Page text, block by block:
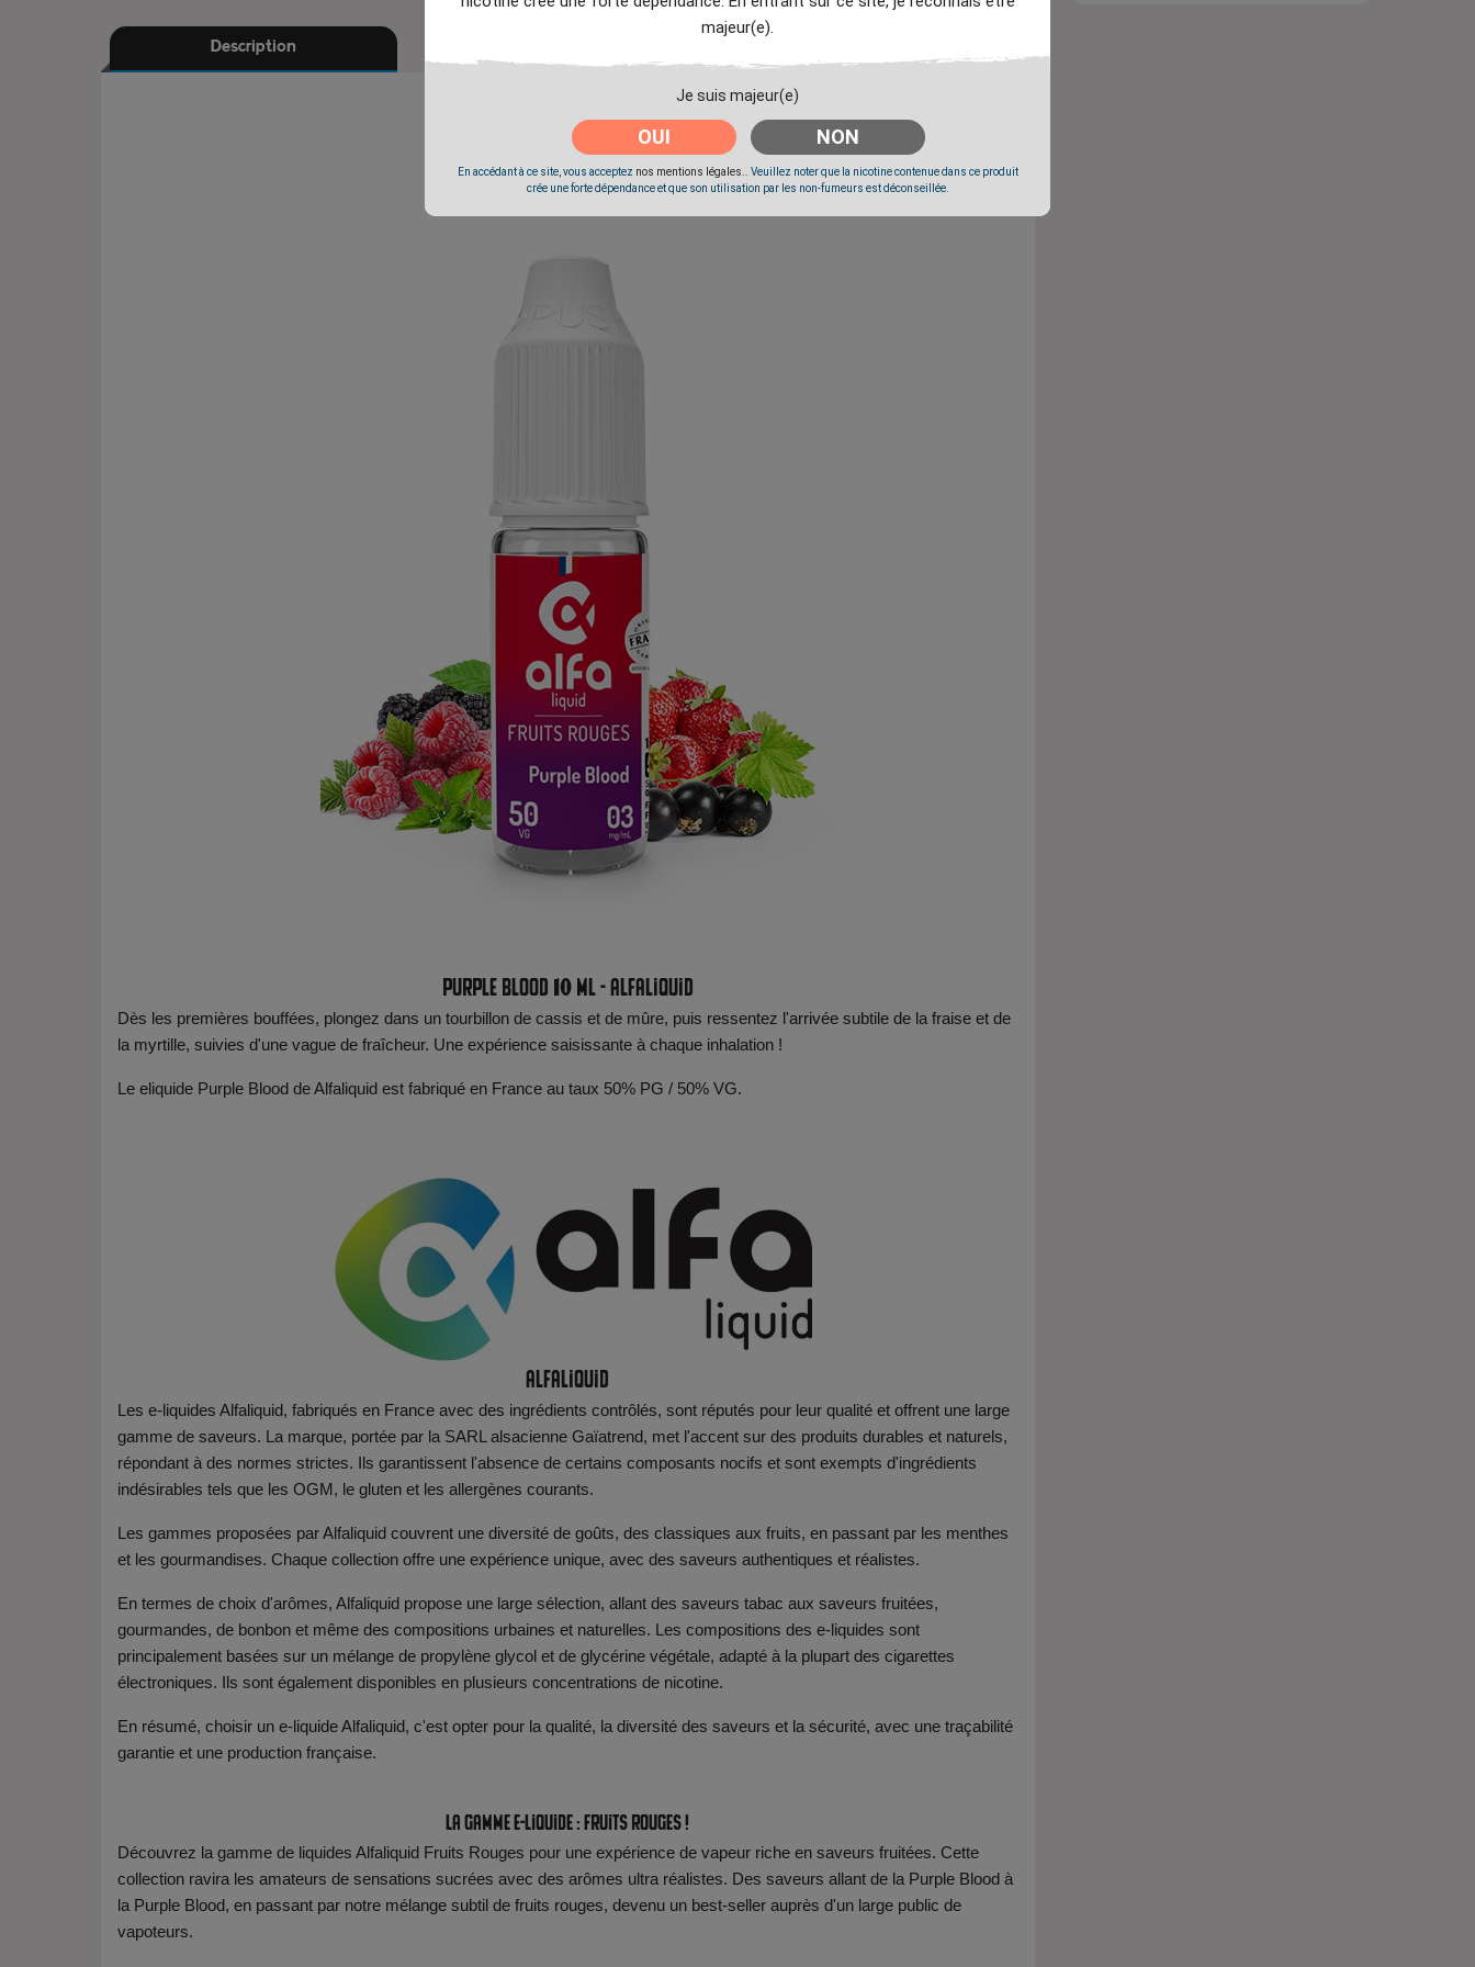
majeur(e).
Je suis majeur(e)
OUI NON
En accédant à ce site, vous acceptez nos mentions légales.
. Veuillez noter que la nicotine contenue dans ce produit
crée une forte dépendance et que son utilisation par les non-fumeurs est déconseillée.
Description
Purple Blood 10 ml - Alfaliquid
Dès les premières bouffées, plongez dans un tourbillon de cassis et de mûre, puis ressentez l'arrivée subtile de la fraise et de
la myrtille, suivies d'une vague de fraîcheur. Une expérience saisissante à chaque inhalation !
Le eliquide Purple Blood de Alfaliquid est fabriqué en France au taux 50% PG / 50% VG.
Alfaliquid
Les e-liquides Alfaliquid, fabriqués en France avec des ingrédients contrôlés, sont réputés pour leur qualité et offrent une large
gamme de saveurs. La marque, portée par la SARL alsacienne Gaïatrend, met l'accent sur des produits durables et naturels,
répondant à des normes strictes. Ils garantissent l'absence de certains composants nocifs et sont exempts d'ingrédients
indésirables tels que les OGM, le gluten et les allergènes courants.
Les gammes proposées par Alfaliquid couvrent une diversité de goûts, des classiques aux fruits, en passant par les menthes
et les gourmandises. Chaque collection offre une expérience unique, avec des saveurs authentiques et réalistes.
En termes de choix d'arômes, Alfaliquid propose une large sélection, allant des saveurs tabac aux saveurs fruitées,
gourmandes, de bonbon et même des compositions urbaines et naturelles. Les compositions des e-liquides sont
principalement basées sur un mélange de propylène glycol et de glycérine végétale, adapté à la plupart des cigarettes
électroniques. Ils sont également disponibles en plusieurs concentrations de nicotine.
En résumé, choisir un e-liquide Alfaliquid, c'est opter pour la qualité, la diversité des saveurs et la sécurité, avec une traçabilité
garantie et une production française.
La gamme e-liquide : Fruits Rouges !
Découvrez la gamme de liquides Alfaliquid Fruits Rouges pour une expérience de vapeur riche en saveurs fruitées. Cette
collection ravira les amateurs de sensations sucrées avec des arômes ultra réalistes. Des saveurs allant de la Purple Blood à
la Purple Blood, en passant par notre mélange subtil de fruits rouges, devenu un best-seller auprès d'un large public de
vapoteurs.